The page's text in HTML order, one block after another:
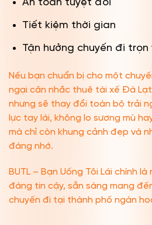
An toàn tuyệt đối
Tiết kiệm thời gian
Tận hưởng chuyến đi trọn
Nếu bạn chuẩn bị cho một
ngại cân nhắc thuê tài xế Đà
nhưng sẽ thay đổi toàn bộ trải
lực tay lái, không lo sương mù
mà chỉ còn khung cảnh đẹp và
đáng nhớ.
BUTL – Bạn Uống Tôi Lái chính
đáng tin cậy, sẵn sàng mang
chuyến đi tại thành phố ngàn